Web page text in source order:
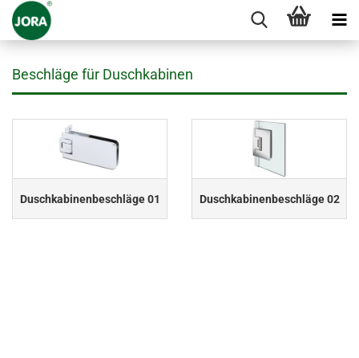
Beschläge für Duschkabinen
Duschkabinenbeschläge 01 Duschkabinenbeschläge 02